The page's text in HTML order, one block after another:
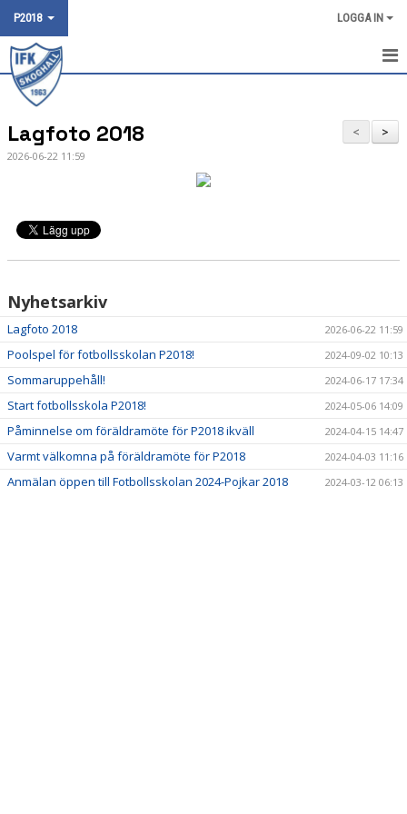
P2018 LOGGA IN
HEM
NYHETER
DOKUMENT
KONTAKT
>
<
Lagfoto 2018
2026-06-22 11:59
Nyhetsarkiv
Lagfoto 2018 2026-06-22 11:59
Poolspel för fotbollsskolan P2018! 2024-09-02 10:13
Sommaruppehåll! 2024-06-17 17:34
Start fotbollsskola P2018! 2024-05-06 14:09
Påminnelse om föräldramöte för P2018 ikväll 2024-04-15 14:47
Varmt välkomna på föräldramöte för P2018 2024-04-03 11:16
Anmälan öppen till Fotbollsskolan 2024-Pojkar 2018 2024-03-12 06:13